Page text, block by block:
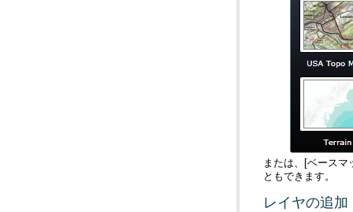
ともできます。
レイヤの追加